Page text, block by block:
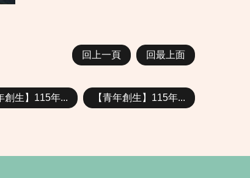
回上一頁 回最上面
創生】115年... 【青年創生】115年...